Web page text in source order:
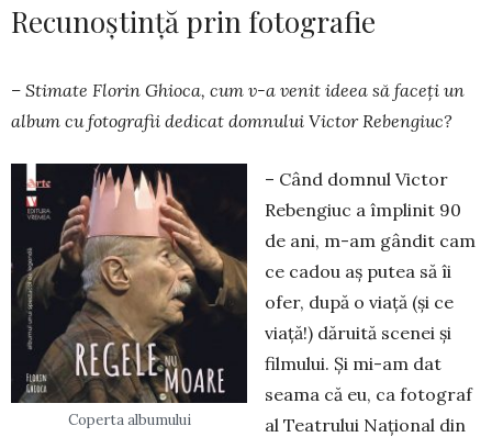
Recunoștință prin fotografie
– Stimate Florin Ghio­ca, cum v-a venit ideea să faceți un
album cu fotografii dedicat domnului Victor Rebengiuc?
Coperta albumului
– Când domnul Victor
Rebengiuc a împlinit 90
de ani, m-am gândit cam
ce cadou aș putea să îi
ofer, după o viață (și ce
viață!) dăruită scenei și
filmului. Și mi-am dat
seama că eu, ca fotograf
al Teatrului Național din